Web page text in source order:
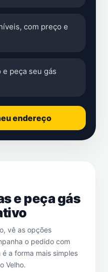
com preço e
e peça seu gás
endereço
e peça gás
vê as opções
o pedido com
a forma mais simples
Velho.